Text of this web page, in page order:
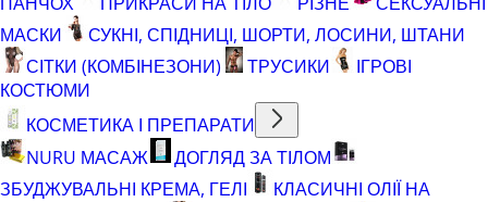
МАСКИ
СУКНІ, СПІДНИЦІ, ШОРТИ, ЛОСИНИ, ШТАНИ
СІТКИ (КОМБІНЕЗОНИ)
ТРУСИКИ
ІГРОВІ
КОСТЮМИ
КОСМЕТИКА І ПРЕПАРАТИ
NURU МАСАЖ
ДОГЛЯД ЗА ТІЛОМ
ЗБУДЖУВАЛЬНІ КРЕМА, ГЕЛІ
КЛАСИЧНІ ОЛІЇ НА